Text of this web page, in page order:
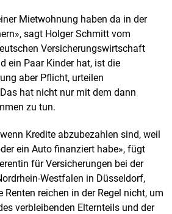
Mietwohnung haben da in der
sagt Holger Schmitt vom
Versicherungswirtschaft
ein Paar Kinder hat, ist die
aber Pflicht, urteilen
hat nicht nur mit dem dann
zu tun.
Kredite abzubezahlen sind, weil
ein Auto finanziert habe», fügt
für Versicherungen bei der
Westfalen in Düsseldorf,
reichen in der Regel nicht, um
verbleibenden Elternteils und der